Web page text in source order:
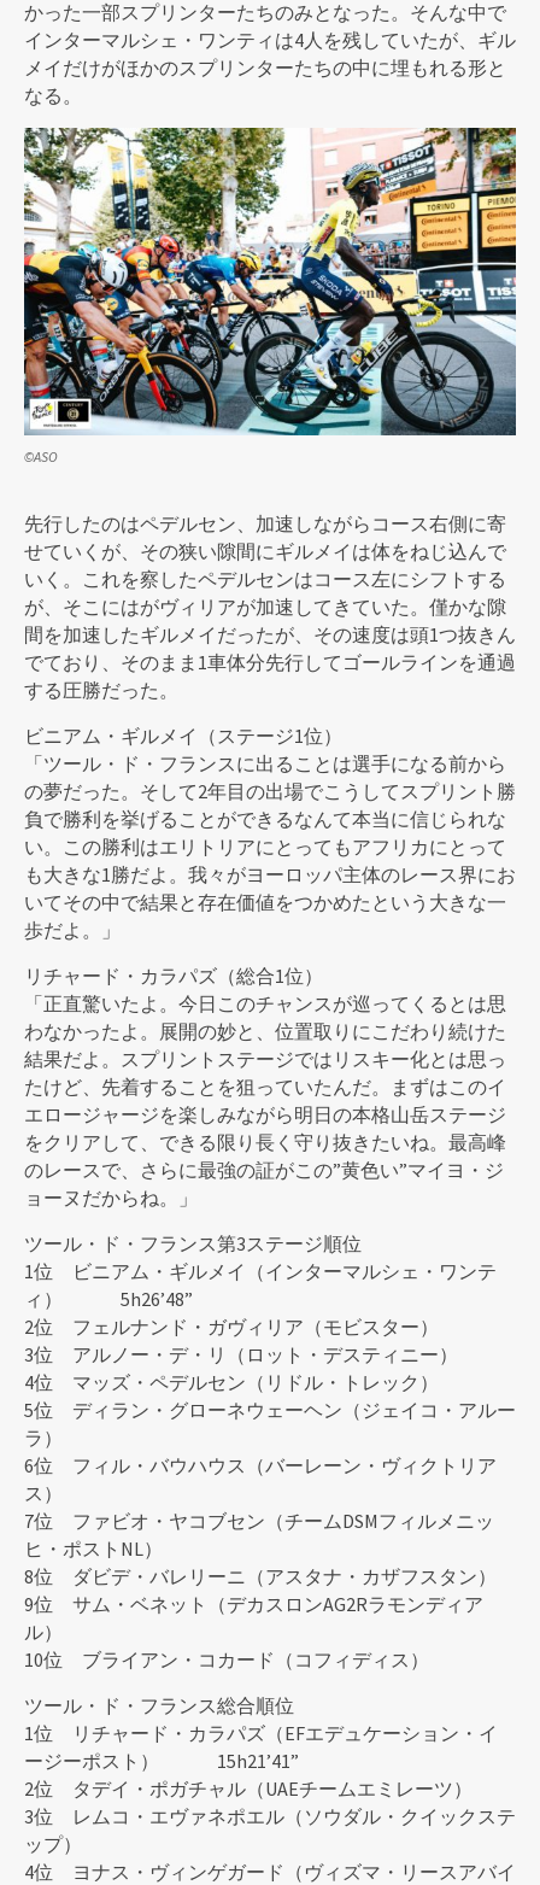
かった一部スプリンターたちのみとなった。そんな中で
インターマルシェ・ワンティは4人を残していたが、ギル
メイだけがほかのスプリンターたちの中に埋もれる形と
なる。
©ASO
先行したのはペデルセン、加速しながらコース右側に寄
せていくが、その狭い隙間にギルメイは体をねじ込んで
いく。これを察したペデルセンはコース左にシフトする
が、そこにはがヴィリアが加速してきていた。僅かな隙
間を加速したギルメイだったが、その速度は頭1つ抜きん
でており、そのまま1車体分先行してゴールラインを通過
する圧勝だった。
ビニアム・ギルメイ（ステージ1位）
「ツール・ド・フランスに出ることは選手になる前から
の夢だった。そして2年目の出場でこうしてスプリント勝
負で勝利を挙げることができるなんて本当に信じられな
い。この勝利はエリトリアにとってもアフリカにとって
も大きな1勝だよ。我々がヨーロッパ主体のレース界にお
いてその中で結果と存在価値をつかめたという大きな一
歩だよ。」
リチャード・カラパズ（総合1位）
「正直驚いたよ。今日このチャンスが巡ってくるとは思
わなかったよ。展開の妙と、位置取りにこだわり続けた
結果だよ。スプリントステージではリスキー化とは思っ
たけど、先着することを狙っていたんだ。まずはこのイ
エロージャージを楽しみながら明日の本格山岳ステージ
をクリアして、できる限り長く守り抜きたいね。最高峰
のレースで、さらに最強の証がこの”黄色い”マイヨ・ジ
ョーヌだからね。」
ツール・ド・フランス第3ステージ順位
1位 ビニアム・ギルメイ（インターマルシェ・ワンテ
ィ） 5h26’48”
2位 フェルナンド・ガヴィリア（モビスター）
3位 アルノー・デ・リ（ロット・デスティニー）
4位 マッズ・ペデルセン（リドル・トレック）
5位 ディラン・グローネウェーヘン（ジェイコ・アルー
ラ）
6位 フィル・バウハウス（バーレーン・ヴィクトリア
ス）
7位 ファビオ・ヤコブセン（チームDSMフィルメニッ
ヒ・ポストNL）
8位 ダビデ・バレリーニ（アスタナ・カザフスタン）
9位 サム・ベネット（デカスロンAG2Rラモンディア
ル）
10位 ブライアン・コカード（コフィディス）
ツール・ド・フランス総合順位
1位 リチャード・カラパズ（EFエデュケーション・イ
ージーポスト） 15h21’41”
2位 タデイ・ポガチャル（UAEチームエミレーツ）
3位 レムコ・エヴァネポエル（ソウダル・クイックステ
ップ）
4位 ヨナス・ヴィンゲガード（ヴィズマ・リースアバイ